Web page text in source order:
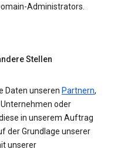
Administrators.
Stellen
Daten unseren Partnern,
oder
in unserem Auftrag
der Grundlage unserer
unserer